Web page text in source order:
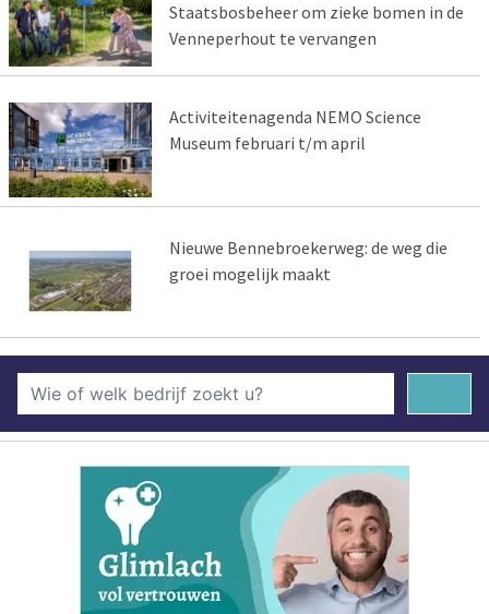
Staatsbosbeheer om zieke bomen in de
Venneperhout te vervangen
Activiteitenagenda NEMO Science
Museum februari t/m april
Nieuwe Bennebroekerweg: de weg die
groei mogelijk maakt